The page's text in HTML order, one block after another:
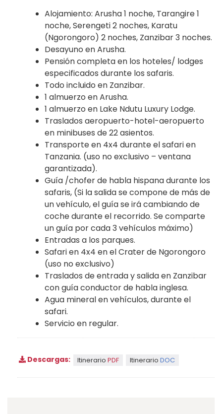
Alojamiento: Arusha 1 noche, Tarangire 1
noche, Serengeti 2 noches, Karatu
(Ngorongoro) 2 noches, Zanzibar 3 noches.
Desayuno en Arusha.
Pensión completa en los hoteles/ lodges
especificados durante los safaris.
Todo incluido en Zanzibar.
1 almuerzo en Arusha.
1 almuerzo en Lake Ndutu Luxury Lodge.
Traslados aeropuerto-hotel-aeropuerto
en minibuses de 22 asientos.
Transporte en 4x4 durante el safari en
Tanzania. (uso no exclusivo – ventana
garantizada).
Guía /chofer de habla hispana durante los
safaris, (Si la salida se compone de más de
un vehículo, el guía se irá cambiando de
coche durante el recorrido. Se comparte
un guía por cada 3 vehículos máximo)
Entradas a los parques.
Safari en 4x4 en el Crater de Ngorongoro
(uso no exclusivo)
Traslados de entrada y salida en Zanzibar
con guía conductor de habla inglesa.
Agua mineral en vehículos, durante el
safari.
Servicio en regular.
Descargas: Itinerario PDF Itinerario DOC